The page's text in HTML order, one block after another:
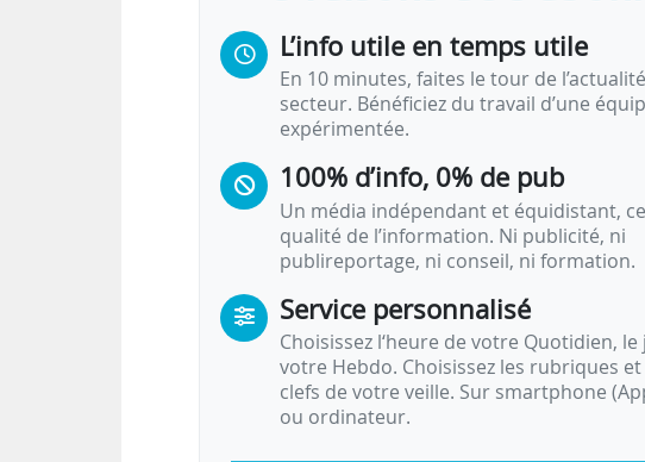
développement des entreprises locales. Ainsi :
L’info utile en temps utile
En 10 minutes, faites le tour de
secteur. Bénéficiez du travail d’une
expérimentée.
100% d’info, 0% de pub
Un média indépendant et équidistant,
qualité de l’information. Ni publicité, ni
publireportage, ni conseil, ni formation.
Service personnalisé
Choisissez l‘heure de votre Quotidien,
votre Hebdo. Choisissez les rubriques
clefs de votre veille. Sur smartphone
ou ordinateur.